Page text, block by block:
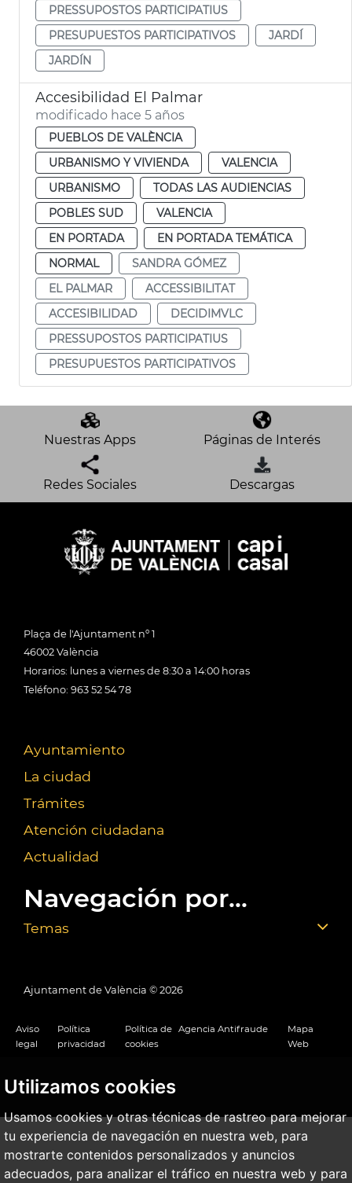
Utilizamos cookies
Usamos cookies y otras técnicas de rastreo para mejorar
tu experiencia de navegación en nuestra web, para
mostrarte contenidos personalizados y anuncios
adecuados, para analizar el tráfico en nuestra web y para
PRESSUPOSTOS PARTICIPATIUS
PRESUPUESTOS PARTICIPATIVOS
JARDÍ
JARDÍN
Accesibilidad El Palmar
modificado hace 5 años
PUEBLOS DE VALÈNCIA
URBANISMO Y VIVIENDA
VALENCIA
URBANISMO
TODAS LAS AUDIENCIAS
POBLES SUD
VALENCIA
EN PORTADA
EN PORTADA TEMÁTICA
NORMAL
SANDRA GÓMEZ
EL PALMAR
ACCESSIBILITAT
ACCESIBILIDAD
DECIDIMVLC
PRESSUPOSTOS PARTICIPATIUS
PRESUPUESTOS PARTICIPATIVOS
Nuestras Apps Páginas de Interés
Redes Sociales Descargas
Plaça de l'Ajuntament nº 1
46002 València
Horarios: lunes a viernes de 8:30 a 14:00 horas
Teléfono: 963 52 54 78
Ayuntamiento
La ciudad
Trámites
Atención ciudadana
Actualidad
Navegación por...
Temas
Ajuntament de València © 2026
Aviso
legal
Política
privacidad
Política de
cookies
Agencia Antifraude
Mapa
Web